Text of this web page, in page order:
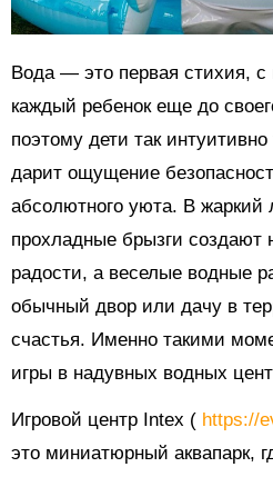
Вода — это первая стихия, с
каждый ребенок еще до
поэтому дети так
дарит ощущение
абсолютного уюта. В жаркий
прохладные брызги создают
радости, а веселые водные
обычный двор или дачу в
счастья. Именно такими
игры в надувных водных
Игровой центр Intex ( https://
это миниатюрный аквапарк,